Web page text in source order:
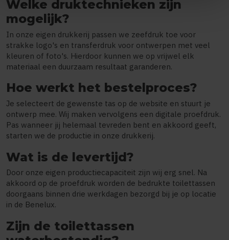
Welke druktechnieken zijn
mogelijk?
In onze eigen drukkerij passen we zeefdruk toe voor
strakke logo's en transferdruk voor ontwerpen met veel
kleuren of foto's. Hierdoor kunnen we op vrijwel elk
materiaal een duurzaam resultaat garanderen.
Hoe werkt het bestelproces?
Je selecteert de gewenste tas op de website en stuurt je
ontwerp mee. Wij maken vervolgens een digitale proefdruk.
Pas wanneer jij helemaal tevreden bent en akkoord geeft,
starten we de productie in onze drukkerij.
Wat is de levertijd?
Door onze eigen productiecapaciteit zijn wij erg snel. Na
akkoord op de proefdruk worden de bedrukte toilettassen
doorgaans binnen drie werkdagen bezorgd bij je op locatie
in de Benelux.
Zijn de toilettassen